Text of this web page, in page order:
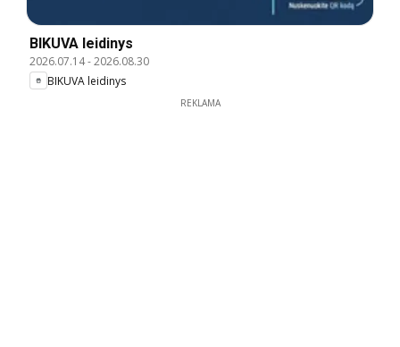
BIKUVA leidinys
2026.07.14-2026.08.30
BIKUVA leidinys
REKLAMA